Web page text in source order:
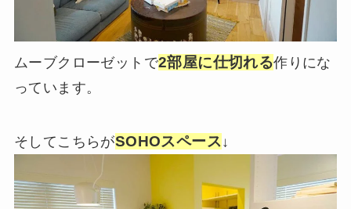
ムーブクローゼットで2部屋に仕切れる作りにな
っています。
そしてこちらがSOHOスペース ↓